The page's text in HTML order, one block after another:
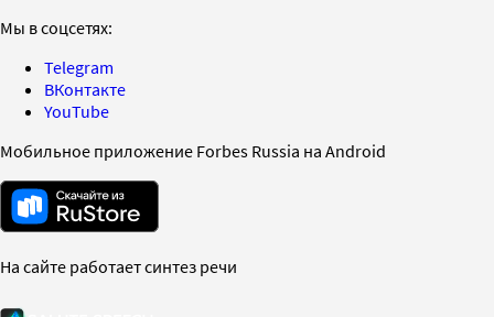
Мы в соцсетях:
Telegram
ВКонтакте
YouTube
Мобильное приложение Forbes Russia на Android
На сайте работает синтез речи